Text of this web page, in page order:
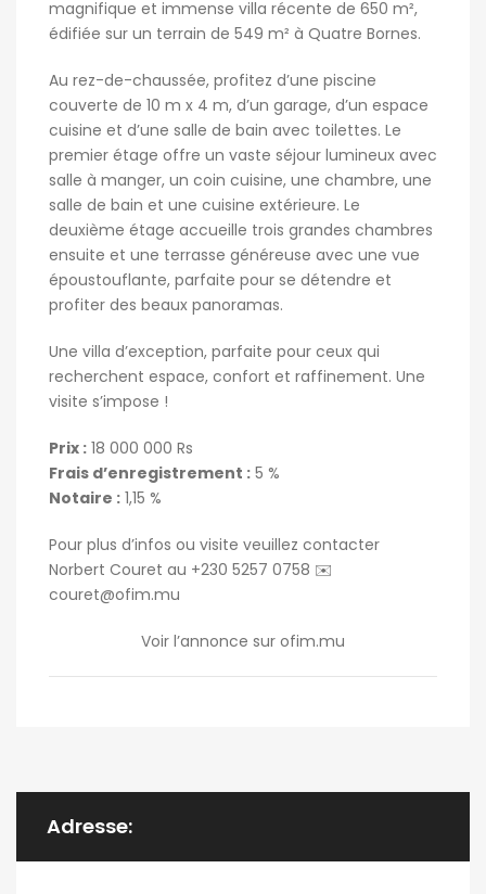
magnifique et immense villa récente de 650 m²,
édifiée sur un terrain de 549 m² à Quatre Bornes.
Au rez-de-chaussée, profitez d’une piscine
couverte de 10 m x 4 m, d’un garage, d’un espace
cuisine et d’une salle de bain avec toilettes. Le
premier étage offre un vaste séjour lumineux avec
salle à manger, un coin cuisine, une chambre, une
salle de bain et une cuisine extérieure. Le
deuxième étage accueille trois grandes chambres
ensuite et une terrasse généreuse avec une vue
époustouflante, parfaite pour se détendre et
profiter des beaux panoramas.
Une villa d’exception, parfaite pour ceux qui
recherchent espace, confort et raffinement. Une
visite s’impose !
Prix : 18 000 000 Rs
Frais d’enregistrement : 5 %
Notaire : 1,15 %
Pour plus d’infos ou visite veuillez contacter
Norbert Couret au +230 5257 0758 ✉️
couret@ofim.mu
Voir l’annonce sur ofim.mu
Adresse: